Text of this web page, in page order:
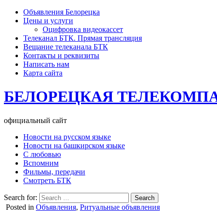
Объявления Белорецка
Цены и услуги
Оцифровка видеокассет
Телеканал БТК. Прямая трансляция
Вещание телеканала БТК
Контакты и реквизиты
Написать нам
Карта сайта
БЕЛОРЕЦКАЯ
официальный сайт
Новости на русском языке
Новости на башкирском языке
С любовью
Вспомним
Фильмы, передачи
Смотреть БТК
Search for:
Posted in Объявления, Ритуальные объявления